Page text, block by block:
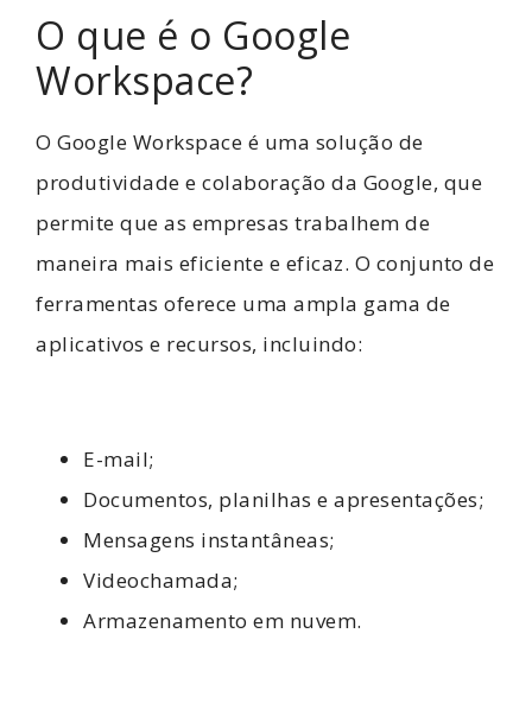
O que é o Google
Workspace?
O Google Workspace é uma solução de
produtividade e colaboração da Google, que
permite que as empresas trabalhem de
maneira mais eficiente e eficaz. O conjunto de
ferramentas oferece uma ampla gama de
aplicativos e recursos, incluindo:
E-mail;
Documentos, planilhas e apresentações;
Mensagens instantâneas;
Videochamada;
Armazenamento em nuvem.